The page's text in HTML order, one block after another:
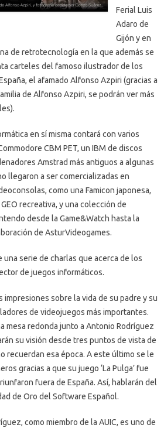
Ferial Luis
Adaro de
Gijón y en
de retrotecnología en la que además se
carteles del famoso ilustrador de los
el afamado Alfonso Azpiri (gracias a
de Alfonso Azpiri, se podrán ver más
en sí misma contará con varios
CBM PET, un IBM de discos
Amstrad más antiguos a algunas
llegaron a ser comercializadas en
como una Famicon japonesa,
recreativa, y una colección de
desde la Game&Watch hasta la
de AsturVideogames.
serie de charlas que acerca de los
de juegos informáticos.
impresiones sobre la vida de su padre y su
de videojuegos más importantes.
mesa redonda junto a Antonio Rodríguez
su visión desde tres puntos de vista de
recuerdan esa época. A este último se le
gracias a que su juego ‘La Pulga’ fue
fuera de España. Así, hablarán del
de Oro del Software Español.
como miembro de la AUIC, es uno de